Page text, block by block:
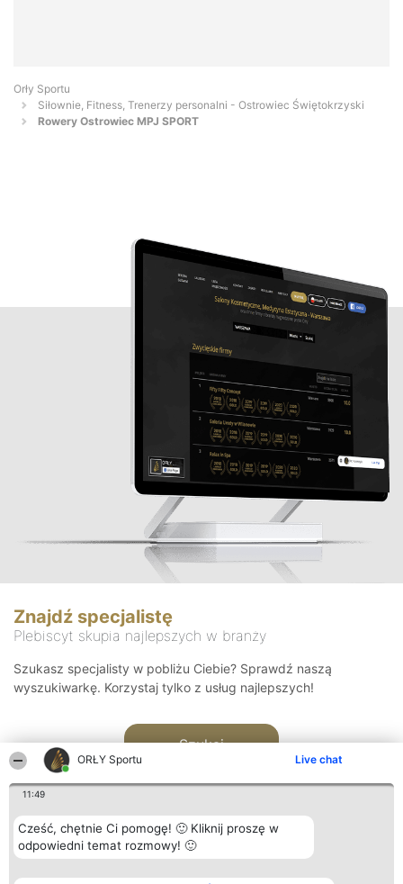
ORŁY Sportu Live chat
11:49
Cześć, chętnie Ci pomogę! 🙂 Kliknij proszę w
odpowiedni temat rozmowy! 🙂
Orły Sportu
Siłownie, Fitness, Trenerzy personalni - Ostrowiec Świętokrzyski
Rowery Ostrowiec MPJ SPORT
Znajdź specjalistę
Plebiscyt skupia najlepszych w branży
Szukasz specjalisty w pobliżu Ciebie? Sprawdź naszą
wyszukiwarkę. Korzystaj tylko z usług najlepszych!
Szukaj
Organizator plebiscytu Plebiscyt Kontakt